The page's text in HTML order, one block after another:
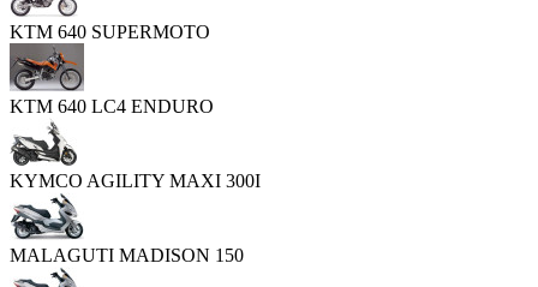
KTM 640 SUPERMOTO
KTM 640 LC4 ENDURO
KYMCO AGILITY MAXI 300I
MALAGUTI MADISON 150